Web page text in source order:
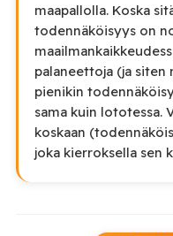
maapallolla. Koska
todennäköisyys on
palaneettoja (ja siten
pienikin
sama kuin lototessa.
koskaan
joka kierroksella sen